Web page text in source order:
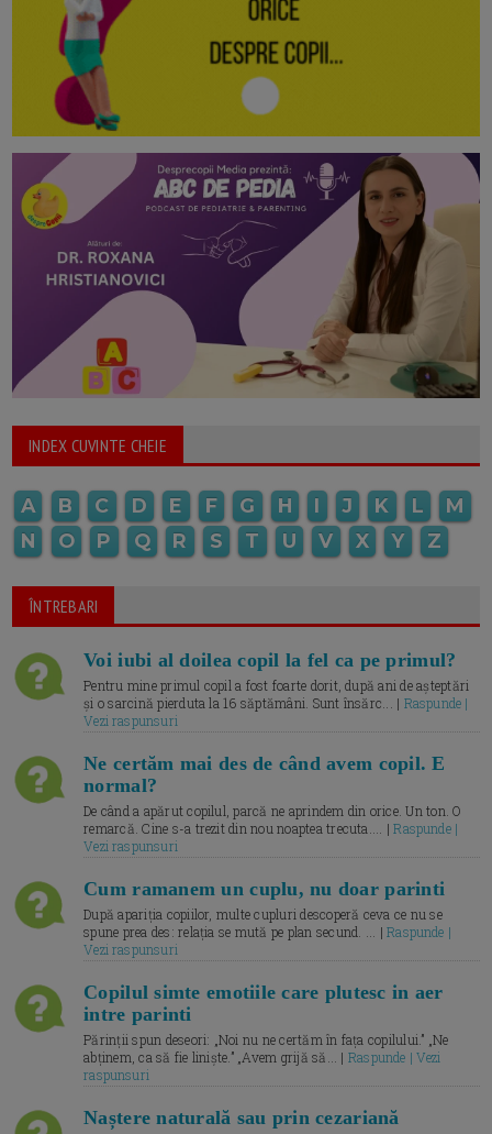
INDEX CUVINTE CHEIE
A B C D E F G H I J K L
M
N
O P Q R S T U V X Y Z
ÎNTREBARI
Voi iubi al doilea copil la fel ca pe primul?
Pentru mine primul copil a fost foarte dorit, după ani de așteptări
și o sarcină pierduta la 16 săptămâni. Sunt însărc... | Raspunde |
Vezi raspunsuri
Ne certăm mai des de când avem copil. E
normal?
De când a apărut copilul, parcă ne aprindem din orice. Un ton. O
remarcă. Cine s-a trezit din nou noaptea trecuta.... |Raspunde |
Vezi raspunsuri
Cum ramanem un cuplu, nu doar parinti
După apariția copiilor, multe cupluri descoperă ceva ce nu se
spune prea des: relația se mută pe plan secund. ... |Raspunde |
Vezi raspunsuri
Copilul simte emotiile care plutesc in aer
intre parinti
Părinții spun deseori: „Noi nu ne certăm în fața copilului.” „Ne
abținem, ca să fie liniște.” „Avem grijă să... | Raspunde | Vezi
raspunsuri
Naștere naturală sau prin cezariană